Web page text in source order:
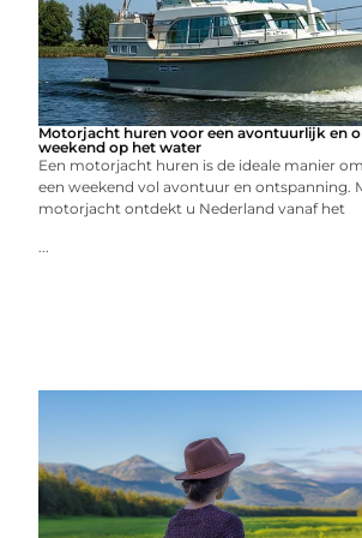
Motorjacht huren voor een avontuurlijk en
weekend op het water
Een motorjacht huren is de ideale manier
een weekend vol avontuur en ontspanning.
motorjacht ontdekt u Nederland vanaf het
...